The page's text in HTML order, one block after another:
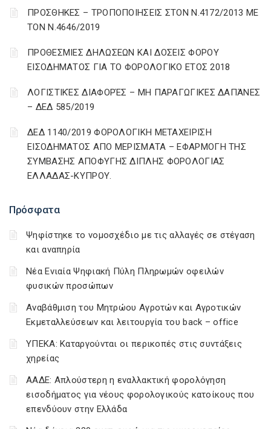
Πρόσφατα
Ψηφίστηκε το νομοσχέδιο με τις αλλαγές σε στέγαση
και αναπηρία
Νέα Ενιαία Ψηφιακή Πύλη Πληρωμών οφειλών
φυσικών προσώπων
Αναβάθμιση του Μητρώου Αγροτών και Αγροτικών
Εκμεταλλεύσεων και λειτουργία του back – office
ΥΠΕΚΑ: Καταργούνται οι περικοπές στις συντάξεις
χηρείας
ΑΑΔΕ: Απλούστερη η εναλλακτική φορολόγηση
εισοδήματος για νέους φορολογικούς κατοίκους που
επενδύουν στην Ελλάδα
ΠΡΟΣΘΗΚΕΣ – ΤΡΟΠΟΠΟΙΗΣΕΙΣ ΣΤΟΝ Ν.4172/2013 ΜΕ
ΤΟΝ Ν.4646/2019
ΠΡΟΘΕΣΜΙΕΣ ΔΗΛΩΣΕΩΝ ΚΑΙ ΔΟΣΕΙΣ ΦΟΡΟΥ
ΕΙΣΟΔΗΜΑΤΟΣ ΓΙΑ ΤΟ ΦΟΡΟΛΟΓΙΚΟ ΕΤΟΣ 2018
ΛΟΓΙΣΤΙΚΈΣ ΔΙΑΦΟΡΈΣ – ΜΗ ΠΑΡΑΓΩΓΙΚΈΣ ΔΑΠΆΝΕΣ
– ΔΕΔ 585/2019
ΔΕΔ 1140/2019 ΦΟΡΟΛΟΓΙΚΗ ΜΕΤΑΧΕΙΡΙΣΗ
ΕΙΣΟΔΗΜΑΤΟΣ ΑΠΟ ΜΕΡΙΣΜΑΤΑ – ΕΦΑΡΜΟΓΗ ΤΗΣ
ΣΥΜΒΑΣΗΣ ΑΠΟΦΥΓΗΣ ΔΙΠΛΗΣ ΦΟΡΟΛΟΓΙΑΣ
ΕΛΛΑΔΑΣ-ΚΥΠΡΟΥ.